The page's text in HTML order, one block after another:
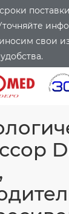
свои